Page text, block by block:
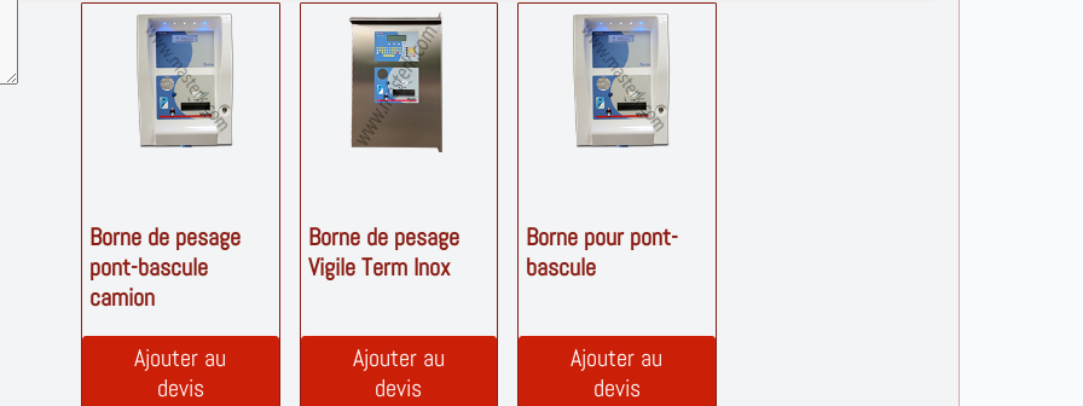
Borne de pesage
pont-bascule
camion
Ajouter au
devis
Borne de pesage
Vigile Term Inox
Ajouter au
devis
Borne pour pont-
bascule
Ajouter au
devis